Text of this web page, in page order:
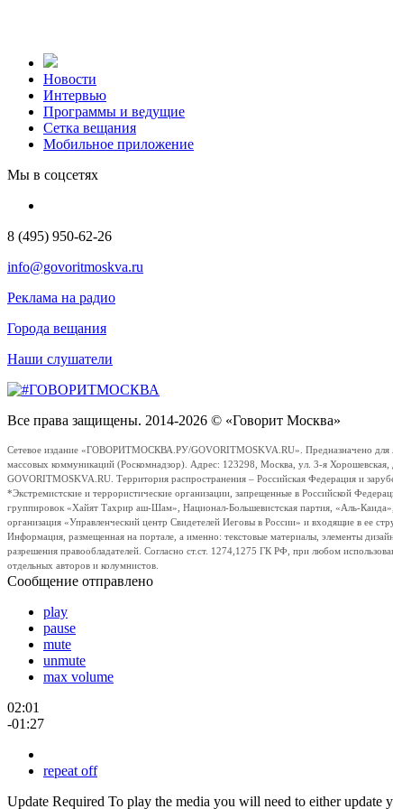
Новости
Интервью
Программы и ведущие
Сетка вещания
Мобильное приложение
Мы в соцсетях
8 (495) 950-62-26
info@govoritmoskva.ru
Реклама на радио
Города вещания
Наши слушатели
Все права защищены. 2014-2026 © «Говорит Москва»
Сетевое издание «ГОВОРИТМОСКВА.РУ/GOVORITMOSKVA.RU». Предназначено для
массовых коммуникаций (Роскомнадзор). Адрес: 123298, Москва, ул. 3-я
GOVORITMOSKVA.RU. Территория распространения – Российская Федерация и
*Экстремистские и террористические организации, запрещенные в Российской
группировок «Хайят Тахрир аш-Шам», Национал-Большевистская партия, «Аль-
организация «Управленческий центр Свидетелей Иеговы в России» и входящие в ее
Информация, размещенная на портале, а именно: текстовые материалы, элементы
разрешения правообладателей. Согласно ст.ст. 1274,1275 ГК РФ, при любом
отдельных авторов и колумнистов.
Сообщение отправлено
play
pause
mute
unmute
max volume
02:01
-01:27
repeat off
Update Required To play the media you will need to either update